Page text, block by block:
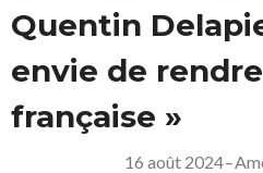
Quentin
envie de
française »
16 août 2024–